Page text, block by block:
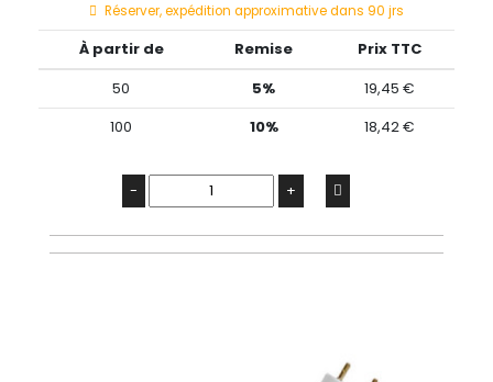
Réserver, expédition approximative dans 90 jrs
À partir de Remise
Prix TTC
50
5%
19,45 €
100
10% 18,42 €
- +